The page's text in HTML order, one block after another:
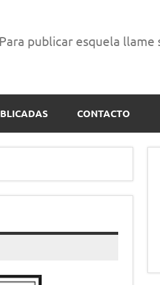
Para publicar esquela
CONTACTO